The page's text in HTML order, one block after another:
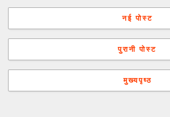
नई पोस्ट
पुरानी पोस्ट
मुख्यपृष्ठ